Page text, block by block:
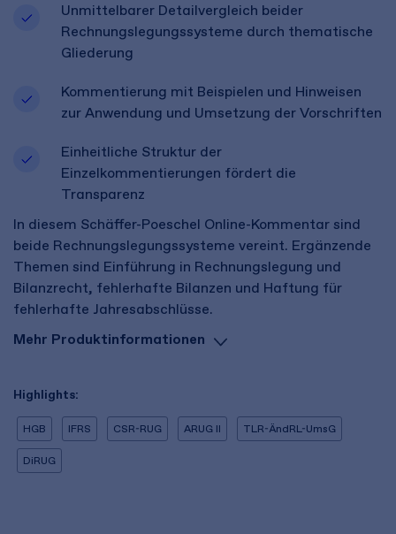
Unmittelbarer Detailvergleich beider
Rechnungslegungssysteme durch thematische
Gliederung
Kommentierung mit Beispielen und Hinweisen
zur Anwendung und Umsetzung der Vorschriften
Einheitliche Struktur der
Einzelkommentierungen fördert die
Transparenz
In diesem Schäffer-Poeschel Online-Kommentar sind
beide Rechnungslegungssysteme vereint. Ergänzende
Themen sind Einführung in Rechnungslegung und
Bilanzrecht, fehlerhafte Bilanzen und Haftung für
fehlerhafte Jahresabschlüsse.
Mehr Produktinformationen
Highlights:
HGB IFRS CSR-RUG ARUG II TLR-ÄndRL-UmsG
DiRUG